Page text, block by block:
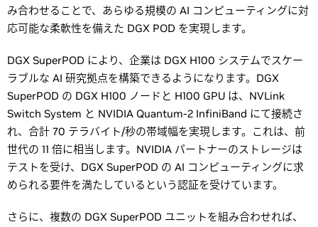
み合わせることで、あらゆる規模の AI コンピューティングに対
応可能な柔軟性を備えた DGX POD を実現します。
DGX SuperPOD により、企業は DGX H100 システムでスケー
ラブルな AI 研究拠点を構築できるようになります。DGX
SuperPOD の DGX H100 ノードと H100 GPU は、NVLink
Switch System と NVIDIA Quantum-2 InfiniBand にて接続さ
れ、合計 70 テラバイト/秒の帯域幅を実現します。これは、前
世代の 11 倍に相当します。NVIDIA パートナーのストレージは
テストを受け、DGX SuperPOD の AI コンピューティングに求
められる要件を満たしているという認証を受けています。
さらに、複数の DGX SuperPOD ユニットを組み合わせれば、